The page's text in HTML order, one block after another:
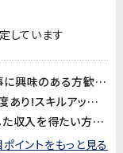
しています
専門知識・経験不要!電気を取り扱う仕事に興味のある方歓迎!
高圧電気取扱者特別教育の資格支援制度あり!スキルアップを目指せます。
時給2000円と高収入が期待でき、安定した収入を得たい方必見!
イントをもっと見る